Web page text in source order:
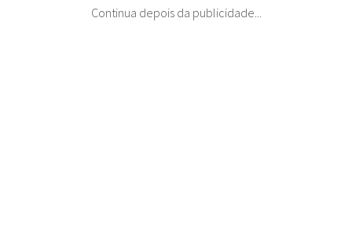
Continua depois da publicidade...